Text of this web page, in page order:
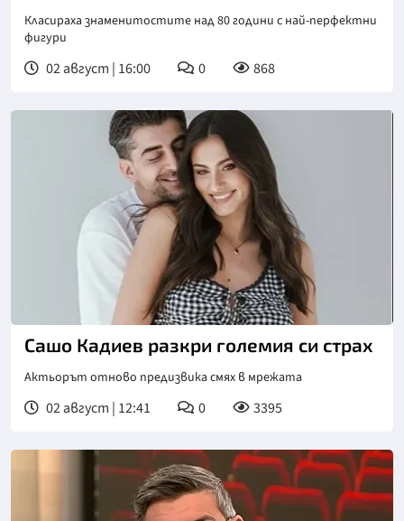
Класираха знаменитостите над 80 години с най-перфектни
фигури
02 август | 16:00 0 868
Сашо Кадиев разкри големия си страх
Актьорът отново предизвика смях в мрежата
02 август | 12:41 0 3395